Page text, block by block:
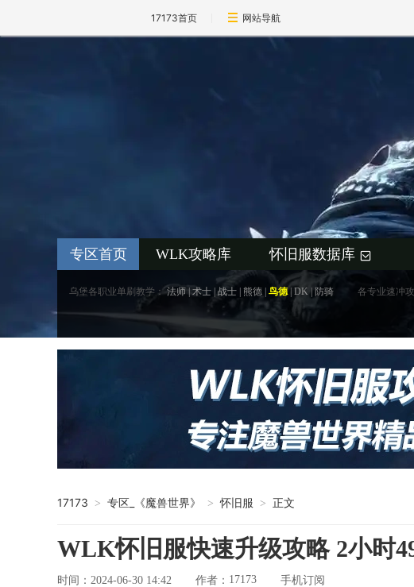
17173首页 网站导航
专区首页 WLK攻略库 怀旧服数据库 +
乌堡各职业单刷教学： 法师 术士 |战士 熊德 鸟德| DK|防骑 各专业速冲攻
17173 > 专区_《魔兽世界》 > 怀旧服 > 正文
WLK怀旧服快速升级攻略 2小时
时间：2024-06-30 14:42 作者： 17173 手机订阅